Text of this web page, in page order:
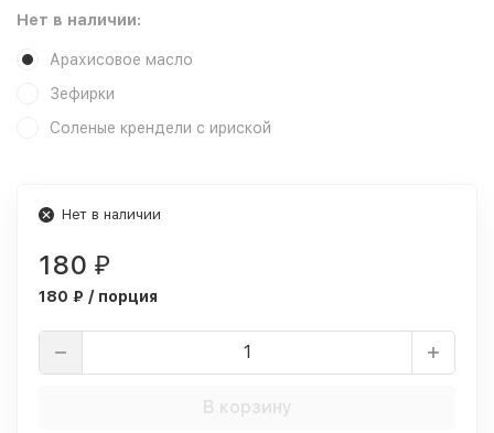
Нет в наличии:
Арахисовое масло
Зефирки
Соленые крендели с ириской
Нет в наличии
180 ₽
180 ₽ / порция
В корзину